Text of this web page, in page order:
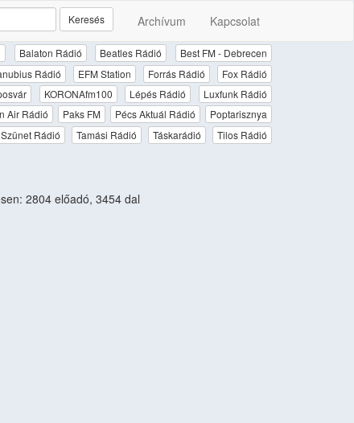
Archívum Kapcsolat
Keresés
Balaton Rádió Beatles Rádió
Best FM - Debrecen
Rádió EFM Station Forrás Rádió
Fox Rádió
KORONAfm100 Lépés Rádió
Luxfunk Rádió
Air Rádió Paks FM Pécs Aktuál Rádió
Poptarisznya
Szünet Rádió Tamási Rádió Táskarádió
Tilos Rádió
2804 előadó, 3454 dal